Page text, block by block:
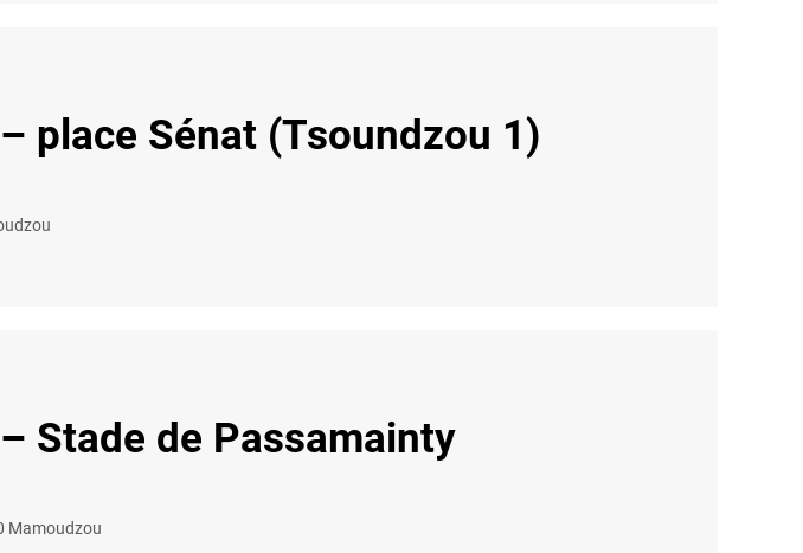
place Sénat (Tsoundzou 1)
Stade de Passamainty
Mamoudzou